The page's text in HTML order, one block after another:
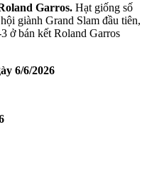
Garros. Hạt giống số
giành Grand Slam đầu tiên,
ở bán kết Roland Garros
6/6/2026